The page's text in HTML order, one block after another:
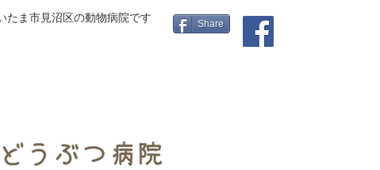
Share
たま市見沼区の動物病院です